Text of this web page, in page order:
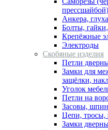
прессшайбой)
Анкера,
Болты,
Крепёжные
Электроды
Скобяные изделия
Петли
Замки для
защёлки,
Уголок
Петли на
Засовы,
Цепи, тросы,
Замки